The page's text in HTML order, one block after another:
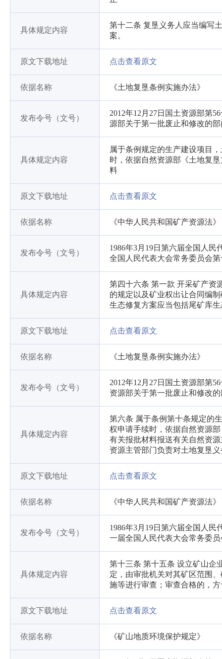
具体规定内容
第十二条 复垦义务人应当编写
案。
原文下载地址 点击查看原文
依据名称 《土地复垦条例实施办法》
发布令号（文号）
2012年12月27日国土资源部第
源部关于第一批废止和修改的
具体规定内容
属于条例规定的生产建设项目
时，依据自然资源部《土地复
料
原文下载地址 点击查看原文
依据名称 《中华人民共和国矿产资源法》
发布令号（文号）
1986年3月19日第六届全国人民
全国人民代表大会常务委员会
具体规定内容
第四十六条 第一款 开采矿产资
的规定以及矿业权出让合同编
生态修复方案应当包括尾矿库
原文下载地址 点击查看原文
依据名称 《土地复垦条例实施办法》
发布令号（文号）
2012年12月27日国土资源部第
资源部关于第一批废止和修改
具体规定内容
第六条 属于条例第十条规定的
权申请手续时，依据自然资源
有关报批材料报送有关自然资
资源主管部门负责对土地复垦
原文下载地址 点击查看原文
依据名称 《中华人民共和国矿产资源法》
发布令号（文号）
1986年3月19日第六届全国人民
一届全国人民代表大会常务委
具体规定内容
第十三条 第十五条 设立矿山企
定，由审批机关对其矿区范围
施等进行审查；审查合格的，
原文下载地址 点击查看原文
依据名称 《矿山地质环境保护规定》